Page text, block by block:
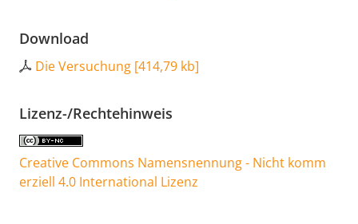
Download
Die Versuchung [414,79 kb]
Lizenz-/Rechtehinweis
Creative Commons Namensnennung - Nicht komm
erziell 4.0 International Lizenz